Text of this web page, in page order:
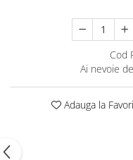
Cod
Ai nevoie
Adauga la